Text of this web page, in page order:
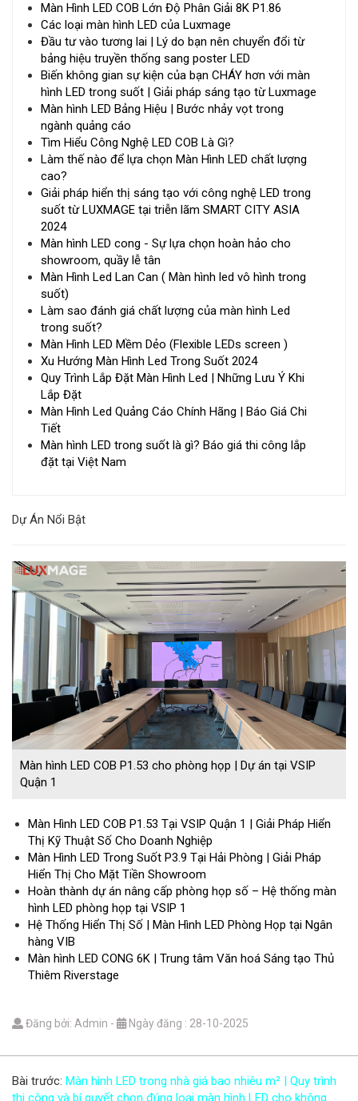
Màn Hình LED COB Lớn Độ Phân Giải 8K P1.86
Các loại màn hình LED của Luxmage
Đầu tư vào tương lai | Lý do bạn nên chuyển đổi từ
bảng hiệu truyền thống sang poster LED
Biến không gian sự kiện của bạn CHÁY hơn với màn
hình LED trong suốt | Giải pháp sáng tạo từ Luxmage
Màn hình LED Bảng Hiệu | Bước nhảy vọt trong
ngành quảng cáo
Tìm Hiểu Công Nghệ LED COB Là Gì?
Làm thế nào để lựa chọn Màn Hình LED chất lượng
cao?
Giải pháp hiển thị sáng tạo với công nghệ LED trong
suốt từ LUXMAGE tại triễn lãm SMART CITY ASIA
2024
Màn hình LED cong - Sự lựa chọn hoàn hảo cho
showroom, quầy lễ tân
Màn Hình Led Lan Can ( Màn hình led vô hình trong
suốt)
Làm sao đánh giá chất lượng của màn hình Led
trong suốt?
Màn Hình LED Mềm Dẻo (Flexible LEDs screen )
Xu Hướng Màn Hình Led Trong Suốt 2024
Quy Trình Lắp Đặt Màn Hình Led | Những Lưu Ý Khi
Lắp Đặt
Màn Hình Led Quảng Cáo Chính Hãng | Báo Giá Chi
Tiết
Màn hình LED trong suốt là gì? Báo giá thi công lắp
đặt tại Việt Nam
Dự Án Nổi Bật
Màn hình LED COB P1.53 cho phòng họp | Dự án tại VSIP
Quận 1
Màn Hình LED COB P1.53 Tại VSIP Quận 1 | Giải Pháp Hiển
Thị Kỹ Thuật Số Cho Doanh Nghiệp
Màn Hình LED Trong Suốt P3.9 Tại Hải Phòng | Giải Pháp
Hiển Thị Cho Mặt Tiền Showroom
Hoàn thành dự án nâng cấp phòng họp số – Hệ thống màn
hình LED phòng họp tại VSIP 1
Hệ Thống Hiển Thị Số | Màn Hình LED Phòng Họp tại Ngân
hàng VIB
Màn hình LED CONG 6K | Trung tâm Văn hoá Sáng tạo Thủ
Thiêm Riverstage
Đăng bởi: Admin - Ngày đăng : 28-10-2025
Bài trước: Màn hình LED trong nhà giá bao nhiêu m² | Quy trình
thi công và bí quyết chọn đúng loại màn hình LED cho không